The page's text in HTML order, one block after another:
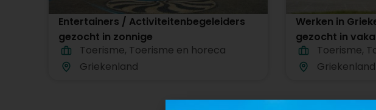
Entertainers / Activiteitenbegeleiders
gezocht in zonnige
vakantiebestemmingen in heel
Griekenland
Toerisme, Toerisme en horeca
Griekenland
Werken in
gezocht in
Toerisme,
Griekenland